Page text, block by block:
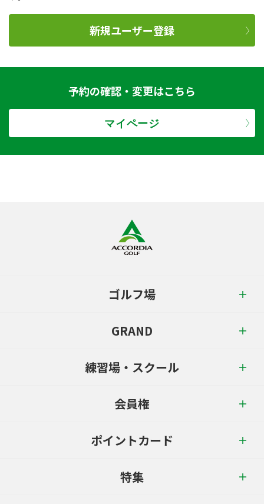
新規ユーザー登録
予約の確認・変更はこちら
マイページ
ゴルフ場
GRAND
練習場・スクール
会員権
ポイントカード
特集